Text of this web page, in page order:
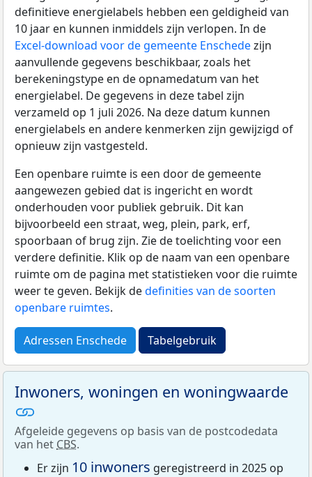
definitieve energielabels hebben een geldigheid van
10 jaar en kunnen inmiddels zijn verlopen. In de
Excel-download voor de gemeente Enschedezijn
aanvullende gegevens beschikbaar, zoals het
berekeningstype en de opnamedatum van het
energielabel. De gegevens in deze tabel zijn
verzameld op 1 juli 2026. Na deze datum kunnen
energielabels en andere kenmerken zijn gewijzigd of
opnieuw zijn vastgesteld.
Een openbare ruimte is een door de gemeente
aangewezen gebied dat is ingericht en wordt
onderhouden voor publiek gebruik. Dit kan
bijvoorbeeld een straat, weg, plein, park, erf,
spoorbaan of brug zijn. Zie de toelichting voor een
verdere definitie. Klik op de naam van een openbare
ruimte om de pagina met statistieken voor die ruimte
weer te geven. Bekijk dedefinities van de soorten
openbare ruimtes.
Adressen Enschede Tabelgebruik
Inwoners, woningen en woningwaarde
Afgeleide gegevens op basis van de postcodedata
van het CBS.
Er zijn 10 inwoners geregistreerd in 2025 op